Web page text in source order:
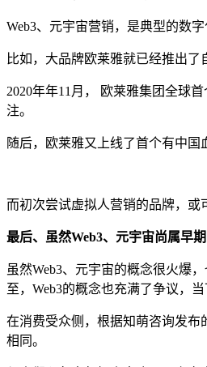
Web3、元宇宙营销，是典型的数
比如，大品牌欧莱雅就已经推出了
2020年年11月， 欧莱雅集团全球
注。
随后，欧莱雅又上线了首个有中国
而初次尝试虚拟人营销的品牌，或
最后、虽然Web3、元宇宙尚属早
虽然Web3、元宇宙的概念很火爆
至，Web3的概念也充满了争议，
在消费受众侧，根据知萌咨询发布
相同。